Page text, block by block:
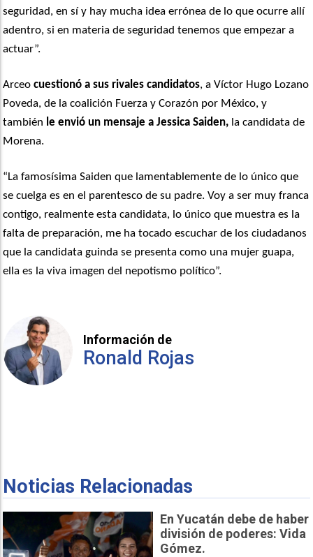
seguridad, en sí y hay mucha idea errónea de lo que ocurre allí
adentro, si en materia de seguridad tenemos que empezar a
actuar”.
Arceo cuestionó a sus rivales candidatos, a Víctor Hugo Lozano
Poveda, de la coalición Fuerza y Corazón por México, y
también le envió un mensaje a Jessica Saiden, la candidata de
Morena.
“La famosísima Saiden que lamentablemente de lo único que
se cuelga es en el parentesco de su padre. Voy a ser muy franca
contigo, realmente esta candidata, lo único que muestra es la
falta de preparación, me ha tocado escuchar de los ciudadanos
que la candidata guinda se presenta como una mujer guapa,
ella es la viva imagen del nepotismo político”.
Información de
Ronald Rojas
Noticias Relacionadas
En Yucatán debe de haber
división de poderes: Vida
Gómez.